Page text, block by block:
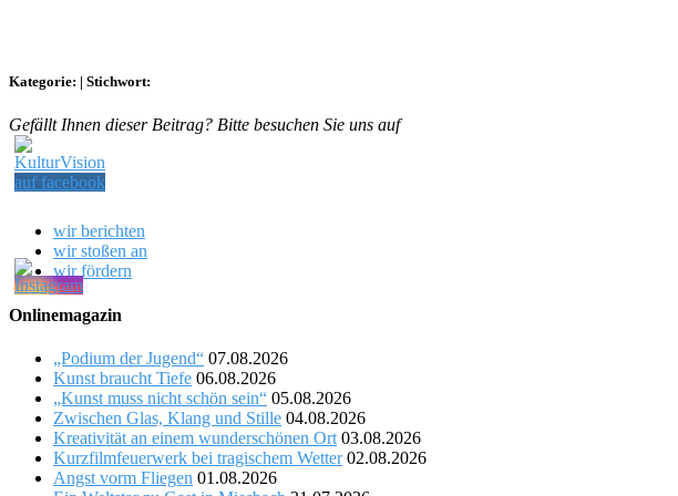
Kategorie: | Stichwort:
Gefällt Ihnen dieser Beitrag? Bitte besuchen Sie uns auf
wir berichten
wir stoßen an
wir fördern
Onlinemagazin
„Podium der Jugend“ 07.08.2026
Kunst braucht Tiefe 06.08.2026
„Kunst muss nicht schön sein“ 05.08.2026
Zwischen Glas, Klang und Stille 04.08.2026
Kreativität an einem wunderschönen Ort 03.08.2026
Kurzfilmfeuerwerk bei tragischem Wetter 02.08.2026
Angst vorm Fliegen 01.08.2026